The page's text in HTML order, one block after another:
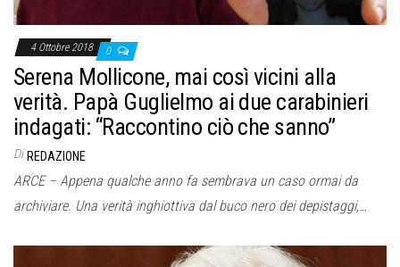
4 Ottobre 2018 0
Serena Mollicone, mai così vicini alla
verità. Papà Guglielmo ai due carabinieri
indagati: “Raccontino ciò che sanno”
Di REDAZIONE
ARCE – Appena qualche anno fa sembrava un caso ormai da
archiviare. Una verità inghiottiva dal buco nero dei depistaggi,…